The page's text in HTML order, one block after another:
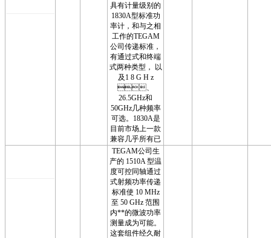
具有计量级别的
1830A型标准功
率计，和与之相
工作的TEGAM
公司传递标准，
有通过式和终端
式两种类型， 以
及1 8 G H z
、
26.5GHz和
50GHz几种频率
可选。1830A是
目前市场上一款
兼容几乎所有已
TEGAM公司生
产的 1510A 型温
度可控同轴通过
式射频功率传递
标准使 10 MHz
至 50 GHz 范围
内**的微波功率
测量成为可能。
这套组件经久耐